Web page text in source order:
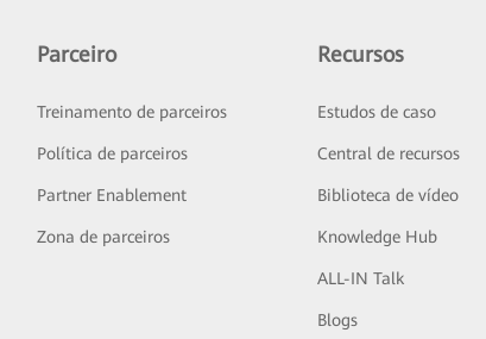
Parceiro
Treinamento de parceiros
Política de parceiros
Partner Enablement
Zona de parceiros
Recursos
Estudos de caso
Central de recursos
Biblioteca de vídeo
Knowledge Hub
ALL-IN Talk
Blogs